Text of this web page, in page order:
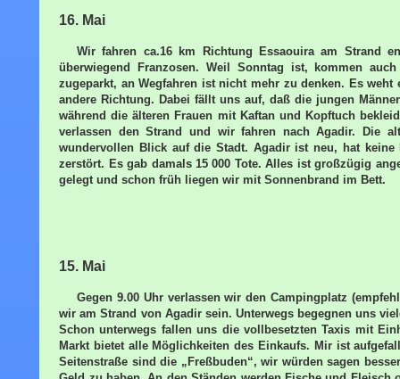
16. Mai
Wir fahren ca.16 km Richtung Essaouira am Strand
überwiegend Franzosen. Weil Sonntag ist, kommen
zugeparkt, an Wegfahren ist nicht mehr zu denken. Es
andere Richtung. Dabei fällt uns auf, daß die jungen
während die älteren Frauen mit Kaftan und Kopftuch
verlassen den Strand und wir fahren nach Agadir. Die
wundervollen Blick auf die Stadt. Agadir ist neu, hat
zerstört. Es gab damals 15 000 Tote. Alles ist großzügig
gelegt und schon früh liegen wir mit Sonnenbrand im Bett.
15. Mai
Gegen 9.00 Uhr verlassen wir den Campingplatz
wir am Strand von Agadir sein. Unterwegs begegnen uns
Schon unterwegs fallen uns die vollbesetzten Taxis mit
Markt bietet alle Möglichkeiten des Einkaufs. Mir ist
Seitenstraße sind die „Freßbuden“, wir würden sagen